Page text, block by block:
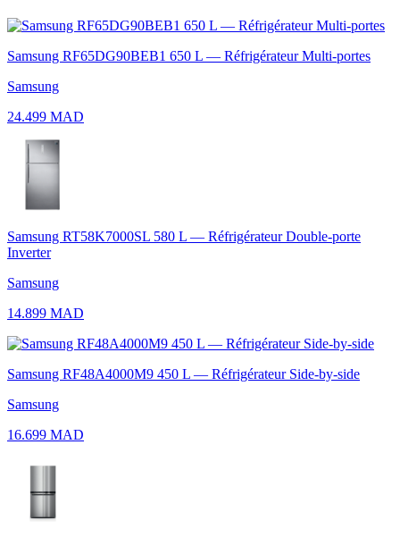
Samsung RF65DG90BEB1 650 L — Réfrigérateur Multi-portes
Samsung
24.499 MAD
Samsung RT58K7000SL 580 L — Réfrigérateur Double-porte
Inverter
Samsung
14.899 MAD
Samsung RF48A4000M9 450 L — Réfrigérateur Side-by-side
Samsung
16.699 MAD